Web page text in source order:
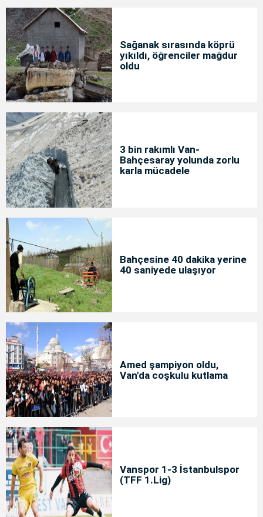
Sağanak sırasında köprü
yıkıldı, öğrenciler mağdur
oldu
3 bin rakımlı Van-
Bahçesaray yolunda zorlu
karla mücadele
Bahçesine 40 dakika yerine
40 saniyede ulaşıyor
Amed şampiyon oldu,
Van'da coşkulu kutlama
Vanspor 1-3 İstanbulspor
(TFF 1.Lig)